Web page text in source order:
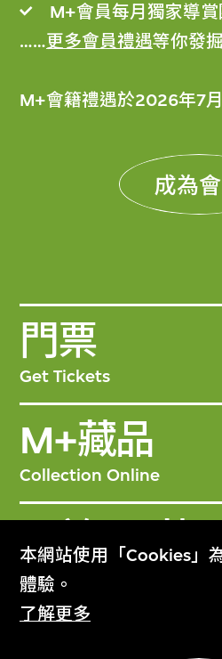
本網站使用「Cookies」
體驗。
了解更多
M+會員每月獨家導賞
……更多會員禮遇等你發掘
M+會籍禮遇於2026年7
成為
門票
Get Tickets
M+藏品
Collection Online
關於M+藏
About the Collection
M+雜誌